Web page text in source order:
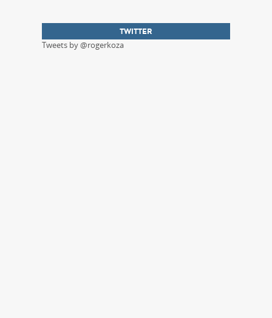
TWITTER
Tweets by @rogerkoza